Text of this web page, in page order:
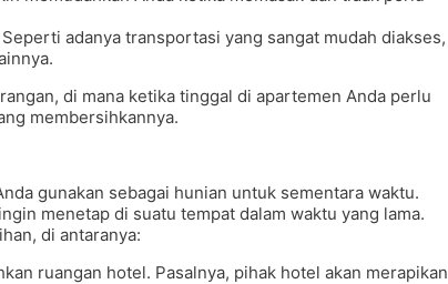
adanya transportasi yang sangat mudah diakses,
di mana ketika tinggal di apartemen Anda perlu
membersihkannya.
gunakan sebagai hunian untuk sementara waktu.
menetap di suatu tempat dalam waktu yang lama.
di antaranya:
ruangan hotel. Pasalnya, pihak hotel akan merapikan